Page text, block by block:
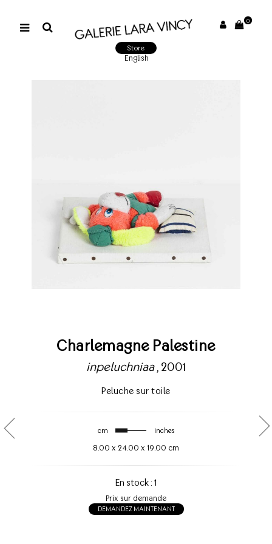
0
Store
English
Charlemagne Palestine
inpeluchniaa, 2001
Peluche sur toile
cm inches
8.00 x 24.00 x 19.00 cm
En stock : 1
Prix sur demande
DEMANDEZ MAINTENANT